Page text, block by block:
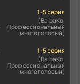
1-5 серия
(BaibaKo,
Профессиональный
многоголосый)
1-5 серия
(BaibaKo,
Профессиональный
многоголосый)